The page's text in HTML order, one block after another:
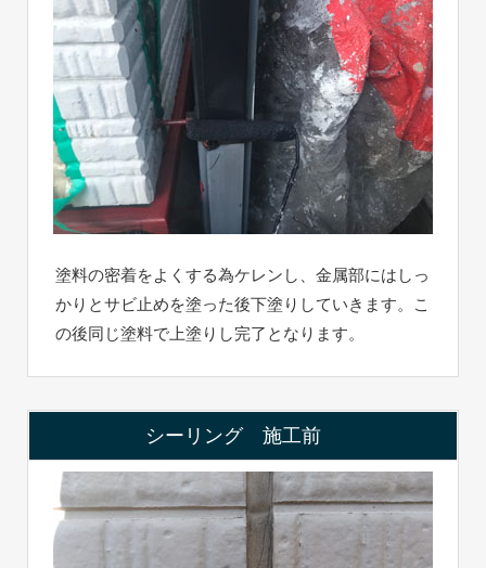
塗料の密着をよくする為ケレンし、金属部にはしっ
かりとサビ止めを塗った後下塗りしていきます。こ
の後同じ塗料で上塗りし完了となります。
シーリング 施工前